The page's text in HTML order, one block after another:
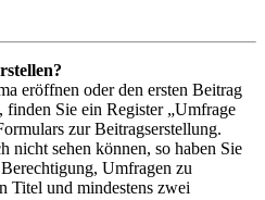
eröffnen oder den ersten Beitrag
finden Sie ein Register „Umfrage
zur Beitragserstellung.
nicht sehen können, so haben Sie
Umfragen zu
Titel und mindestens zwei